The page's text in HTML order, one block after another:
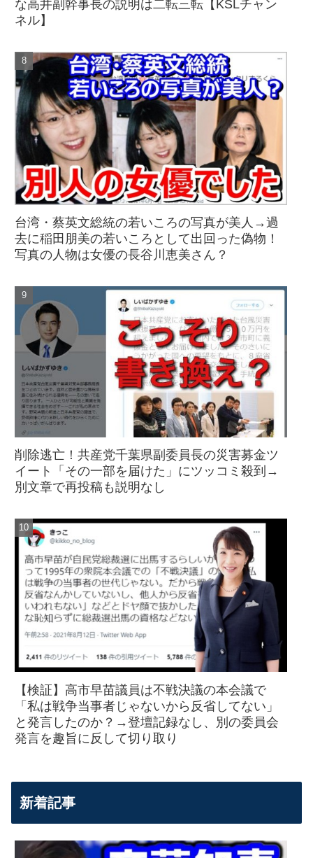
な高井副幹事長の説明は二転三転【KSLチャン
ネル】
台湾・蔡英文総統の若いころの写真が美人→過
去に稲田朋美の若いころとして出回った偽物！
写真の人物は女優の長谷川恵美さん？
削除逃亡！共産党千葉県副委員長の災害募金ツ
イート「その一部を届けた」にツッコミ殺到→
別文章で再投稿も説明なし
【検証】高市早苗議員は不戦決議の本会議で
「私は戦争当事者じゃないから反省してない」
と発言したのか？→登壇記録なし、別の委員会
発言を趣旨に反して切り取り
新着記事